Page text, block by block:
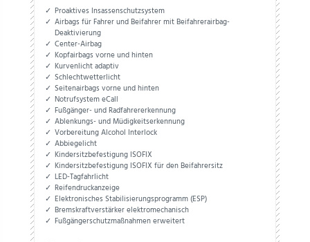
Proaktives Insassenschutzsystem
Airbags für Fahrer und Beifahrer mit Beifahrerairbag-
Deaktivierung
Center-Airbag
Kopfairbags vorne und hinten
Kurvenlicht adaptiv
Schlechtwetterlicht
Seitenairbags vorne und hinten
Notrufsystem eCall
Fußgänger- und Radfahrererkennung
Ablenkungs- und Müdigkeitserkennung
Vorbereitung Alcohol Interlock
Abbiegelicht
Kindersitzbefestigung ISOFIX
Kindersitzbefestigung ISOFIX für den Beifahrersitz
LED-Tagfahrlicht
Reifendruckanzeige
Elektronisches Stabilisierungsprogramm (ESP)
Bremskraftverstärker elektromechanisch
Fußgängerschutzmaßnahmen erweitert